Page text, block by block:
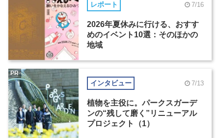
レポート 7/16
2026年夏休みに行ける、おすす
めのイベント10選：そのほかの
地域
インタビュー 7/13
植物を主役に。パークスガーデ
ンの“残して磨く”リニューアル
プロジェクト（1）
PR